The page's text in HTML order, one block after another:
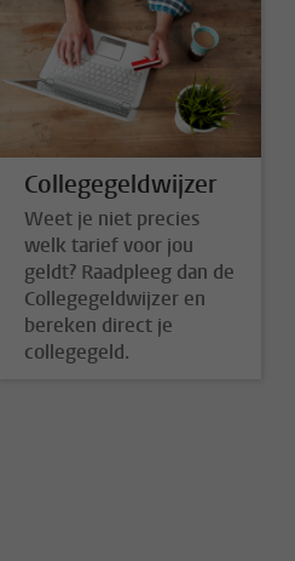
Collegegeldwijzer
Weet je niet precies
welk tarief voor jou
geldt? Raadpleeg dan de
Collegegeldwijzer en
bereken direct je
collegegeld.